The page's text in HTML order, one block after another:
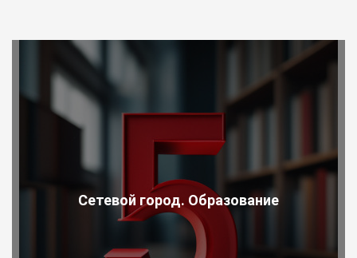
Сетевой город. Образование